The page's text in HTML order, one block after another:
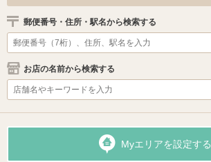
郵便番号・住所・駅名から検索する
お店の名前から検索する
Myエリアを設定する